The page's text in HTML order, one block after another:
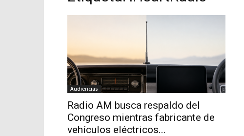
Audiencias
Radio AM busca respaldo del
Congreso mientras fabricante de
vehículos eléctricos...